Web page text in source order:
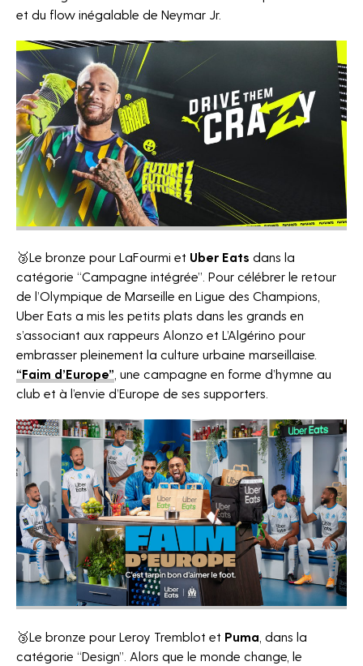
et du flow inégalable de Neymar Jr.
🥉Le bronze pour LaFourmi et Uber Eats dans la
catégorie “Campagne intégrée”. Pour célébrer le retour
de l’Olympique de Marseille en Ligue des Champions,
Uber Eats a mis les petits plats dans les grands en
s’associant aux rappeurs Alonzo et L’Algérino pour
embrasser pleinement la culture urbaine marseillaise.
“Faim d’Europe” , une campagne en forme d’hymne au
club et à l’envie d’Europe de ses supporters.
🥉Le bronze pour Leroy Tremblot et Puma , dans la
catégorie “Design”. Alors que le monde change, le
NEWSLETTER
Les champs suivis d'une * sont
obligatoires